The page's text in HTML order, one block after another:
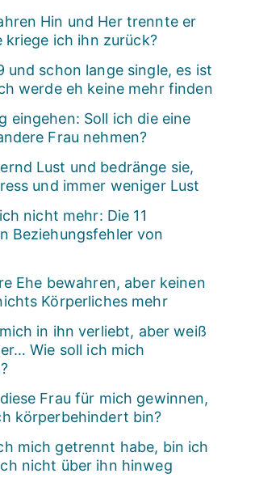
Hin und Her trennte er
kriege ich ihn zurück?
und schon lange single, es ist
werde eh keine mehr finden
eingehen: Soll ich die eine
Frau nehmen?
Lust und bedränge sie,
und immer weniger Lust
nicht mehr: Die 11
Beziehungsfehler von
Ehe bewahren, aber keinen
Körperliches mehr
in ihn verliebt, aber weiß
Wie soll ich mich
Frau für mich gewinnen,
körperbehindert bin?
mich getrennt habe, bin ich
nicht über ihn hinweg